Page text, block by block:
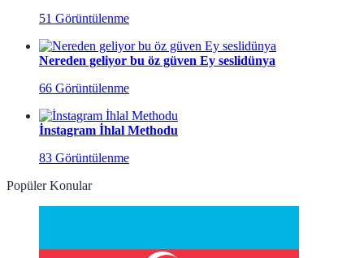
51 Görüntülenme
Nereden geliyor bu öz güven Ey seslidünya
66 Görüntülenme
İnstagram İhlal Methodu
83 Görüntülenme
Popüler Konular